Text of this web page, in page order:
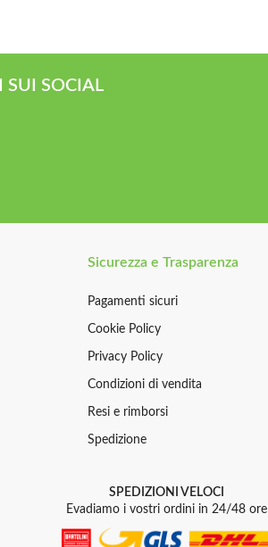
SUI SOCIAL
Sicurezza e Trasparenza
Pagamenti sicuri
Cookie Policy
Privacy Policy
Condizioni di vendita
Resi e rimborsi
Spedizione
SPEDIZIONI VELOCI
Evadiamo i vostri ordini in 24/48 ore